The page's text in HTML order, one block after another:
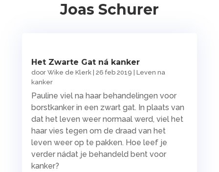
Joas Schurer
Het Zwarte Gat ná kanker
door Wike de Klerk| 26 feb 2019
Leven na
kanker
Pauline viel na haar behandelingen voor
borstkanker in een zwart gat. In plaats van
dat het leven weer normaal werd, viel het
haar vies tegen om de draad van het
leven weer op te pakken. Hoe leef je
verder nádat je behandeld bent voor
kanker?